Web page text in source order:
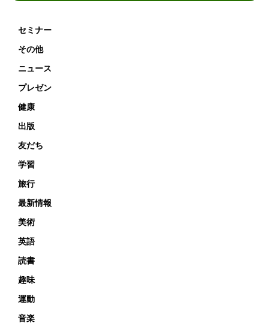
セミナー
その他
ニュース
プレゼン
健康
出版
友だち
学習
旅行
最新情報
美術
英語
読書
趣味
運動
音楽